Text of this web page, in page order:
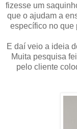
fizesse um
que o ajudam a
específico no que
E daí veio a ideia
Muita pesquisa
pelo cliente